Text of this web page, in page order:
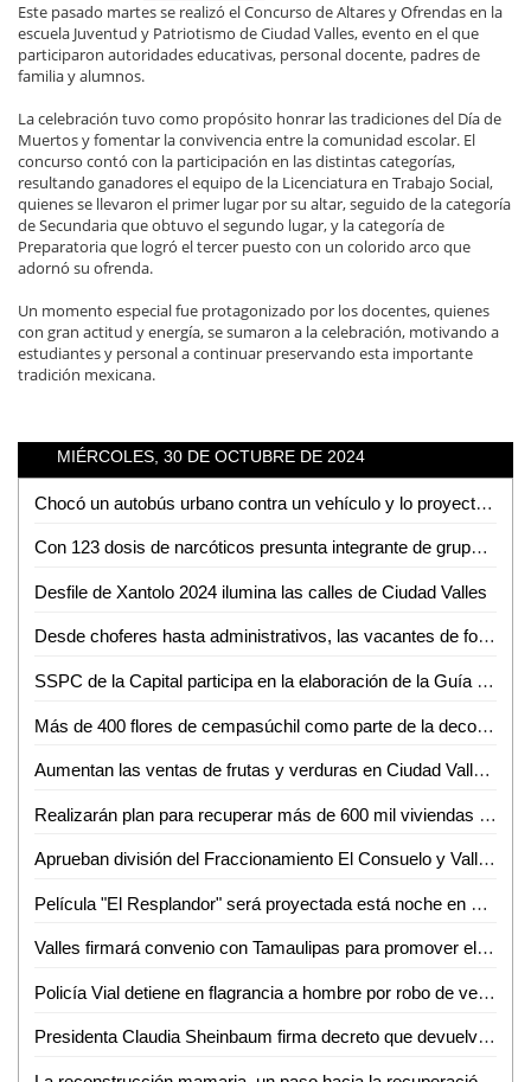
Este pasado martes se realizó el Concurso de Altares y Ofrendas en la
escuela Juventud y Patriotismo de Ciudad Valles, evento en el que
participaron autoridades educativas, personal docente, padres de
familia y alumnos.
La celebración tuvo como propósito honrar las tradiciones del Día de
Muertos y fomentar la convivencia entre la comunidad escolar. El
concurso contó con la participación en las distintas categorías,
resultando ganadores el equipo de la Licenciatura en Trabajo Social,
quienes se llevaron el primer lugar por su altar, seguido de la categoría
de Secundaria que obtuvo el segundo lugar, y la categoría de
Preparatoria que logró el tercer puesto con un colorido arco que
adornó su ofrenda.
Un momento especial fue protagonizado por los docentes, quienes
con gran actitud y energía, se sumaron a la celebración, motivando a
estudiantes y personal a continuar preservando esta importante
tradición mexicana.
MIÉRCOLES, 30 DE OCTUBRE DE 2024
Chocó un autobús urbano contra un vehículo y lo proyectó contra un poste: 2 lesionados
Con 123 dosis de narcóticos presunta integrante de grupo criminal es detenida por Guardia Civil estatal
Desfile de Xantolo 2024 ilumina las calles de Ciudad Valles
Desde choferes hasta administrativos, las vacantes de fomento al empleo en Ciudad Valles
SSPC de la Capital participa en la elaboración de la Guía Forense en la Investigación del Crimen de Feminicidio
Más de 400 flores de cempasúchil como parte de la decoración en la plaza principal de Ciudad Valles
Aumentan las ventas de frutas y verduras en Ciudad Valles por Día de Muertos
Realizarán plan para recuperar más de 600 mil viviendas abandonadas del Infonavit
Aprueban división del Fraccionamiento El Consuelo y Valle Alto para elecciones de juntas de participación ciudadana
Película "El Resplandor" será proyectada está noche en el panteón municipal de Valles
Valles firmará convenio con Tamaulipas para promover el turismo e infraestructura en ambas regiones
Policía Vial detiene en flagrancia a hombre por robo de vehículo con violencia
Presidenta Claudia Sheinbaum firma decreto que devuelve CFE y Pemex al pueblo de México